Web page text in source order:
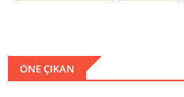
ÖNE ÇIKAN